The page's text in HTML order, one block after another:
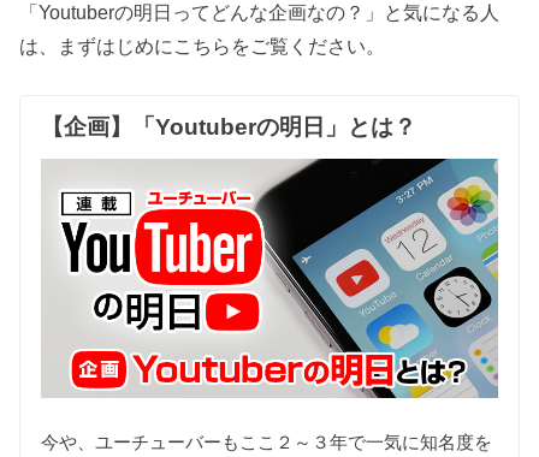
「Youtuberの明日ってどんな企画なの？」と気になる人
は、まずはじめにこちらをご覧ください。
【企画】「Youtuberの明日」とは？
今や、ユーチューバーもここ２～３年で一気に知名度を